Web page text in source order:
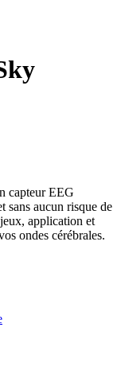
capteur EEG
sans aucun risque de
application et
ondes cérébrales.